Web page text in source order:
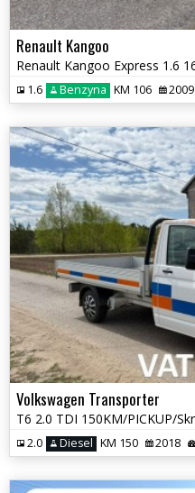
Renault Kangoo
1.6 Benzyna KM 106 2009
Volkswagen Transporter
2.0 Diesel KM 150 2018